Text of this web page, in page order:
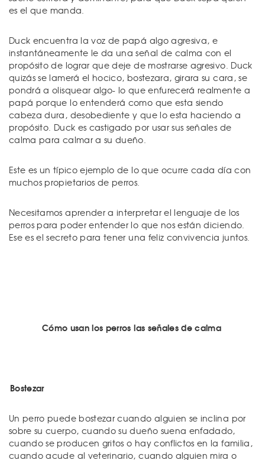
es el que manda.
Duck encuentra la voz de papá algo agresiva, e
instantáneamente le da una señal de calma con el
propósito de lograr que deje de mostrarse agresivo. Duck
quizás se lamerá el hocico, bostezara, girara su cara, se
pondrá a olisquear algo- lo que enfurecerá realmente a
papá porque lo entenderá como que esta siendo
cabeza dura, desobediente y que lo esta haciendo a
propósito. Duck es castigado por usar sus señales de
calma para calmar a su dueño.
Este es un típico ejemplo de lo que ocurre cada día con
muchos propietarios de perros.
Necesitamos aprender a interpretar el lenguaje de los
perros para poder entender lo que nos están diciendo.
Ese es el secreto para tener una feliz convivencia juntos.
Cómo usan los perros las señales de calma
Bostezar
Un perro puede bostezar cuando alguien se inclina por
sobre su cuerpo, cuando su dueño suena enfadado,
cuando se producen gritos o hay conflictos en la familia,
cuando acude al veterinario, cuando alguien mira o